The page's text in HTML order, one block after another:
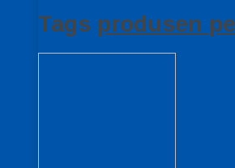
Tags produsen